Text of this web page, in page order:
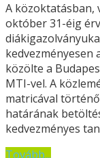
A közoktatásban,
október 31-éig
kedvezményesen
közölte a
MTI-vel. A
matricával
határának
kedvezményes
Tovább...